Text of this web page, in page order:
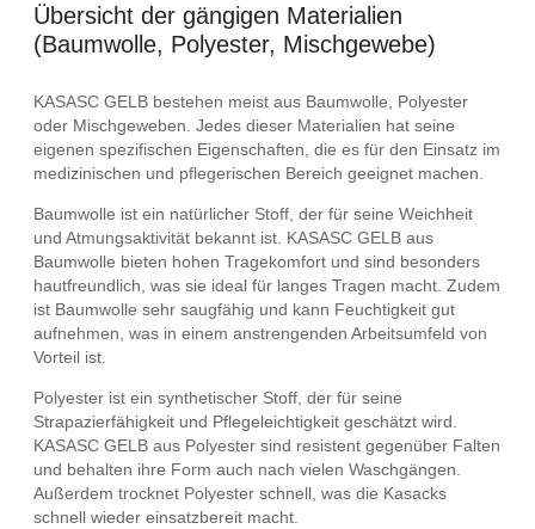
Übersicht der gängigen Materialien
(Baumwolle, Polyester, Mischgewebe)
KASASC GELB bestehen meist aus Baumwolle, Polyester
oder Mischgeweben. Jedes dieser Materialien hat seine
eigenen spezifischen Eigenschaften, die es für den Einsatz im
medizinischen und pflegerischen Bereich geeignet machen.
Baumwolle ist ein natürlicher Stoff, der für seine Weichheit
und Atmungsaktivität bekannt ist. KASASC GELB aus
Baumwolle bieten hohen Tragekomfort und sind besonders
hautfreundlich, was sie ideal für langes Tragen macht. Zudem
ist Baumwolle sehr saugfähig und kann Feuchtigkeit gut
aufnehmen, was in einem anstrengenden Arbeitsumfeld von
Vorteil ist.
Polyester ist ein synthetischer Stoff, der für seine
Strapazierfähigkeit und Pflegeleichtigkeit geschätzt wird.
KASASC GELB aus Polyester sind resistent gegenüber Falten
und behalten ihre Form auch nach vielen Waschgängen.
Außerdem trocknet Polyester schnell, was die Kasacks
schnell wieder einsatzbereit macht.